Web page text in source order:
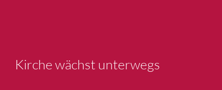
Kirche wächst unterwegs